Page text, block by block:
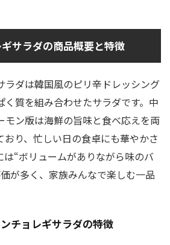
サラダの商品概要と特徴
ラダは韓国風のピリ辛ドレッシング
く質を組み合わせたサラダです。中
モン版は海鮮の旨味と食べ応えを両
り、忙しい日の食卓にも華やかさ
は“ボリュームがありながら味のバ
が多く、家族みんなで楽しむ一品
チョレギサラダの特徴